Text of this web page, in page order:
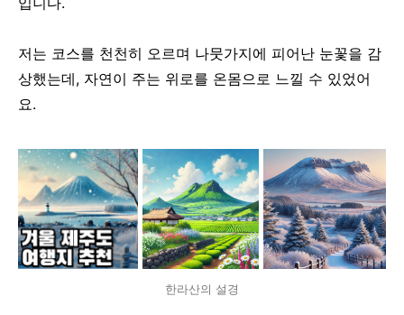
저는 코스를 천천히 오르며 나뭇가지에 피어난 눈꽃을 감
상했는데, 자연이 주는 위로를 온몸으로 느낄 수 있었어
요.
한라산의 설경